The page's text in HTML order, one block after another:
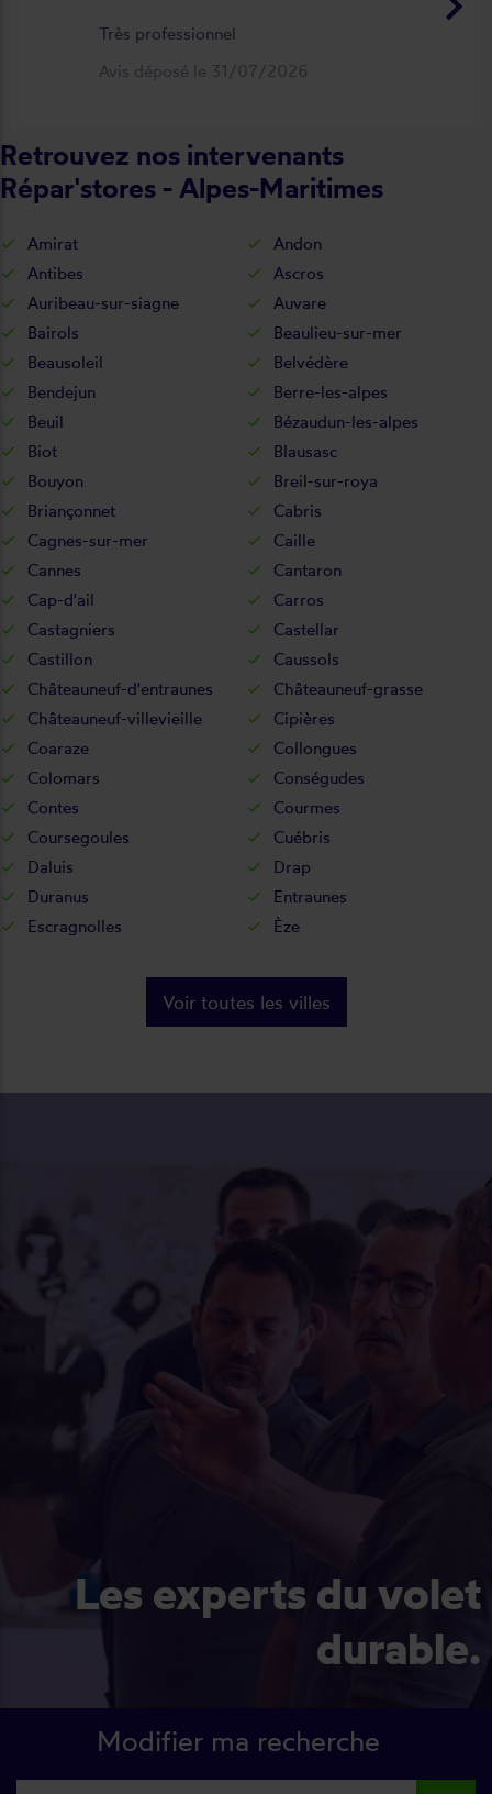
Très professionnel
Avis déposé le 31/07/2026
Retrouvez nos intervenants
Répar'stores - Alpes-Maritimes
Amirat
Andon
Antibes
Ascros
Auribeau-sur-siagne
Auvare
Bairols
Beaulieu-sur-mer
Beausoleil
Belvédère
Bendejun
Berre-les-alpes
Beuil
Bézaudun-les-alpes
Biot
Blausasc
Bouyon
Breil-sur-roya
Briançonnet
Cabris
Cagnes-sur-mer
Caille
Cannes
Cantaron
Cap-d'ail
Carros
Castagniers
Castellar
Castillon
Caussols
Châteauneuf-d'entraunes
Châteauneuf-grasse
Châteauneuf-villevieille
Cipières
Coaraze
Collongues
Colomars
Conségudes
Contes
Courmes
Coursegoules
Cuébris
Daluis
Drap
Duranus
Entraunes
Escragnolles
Èze
Voir toutes les villes
Les experts du volet
durable.
Modifier ma recherche